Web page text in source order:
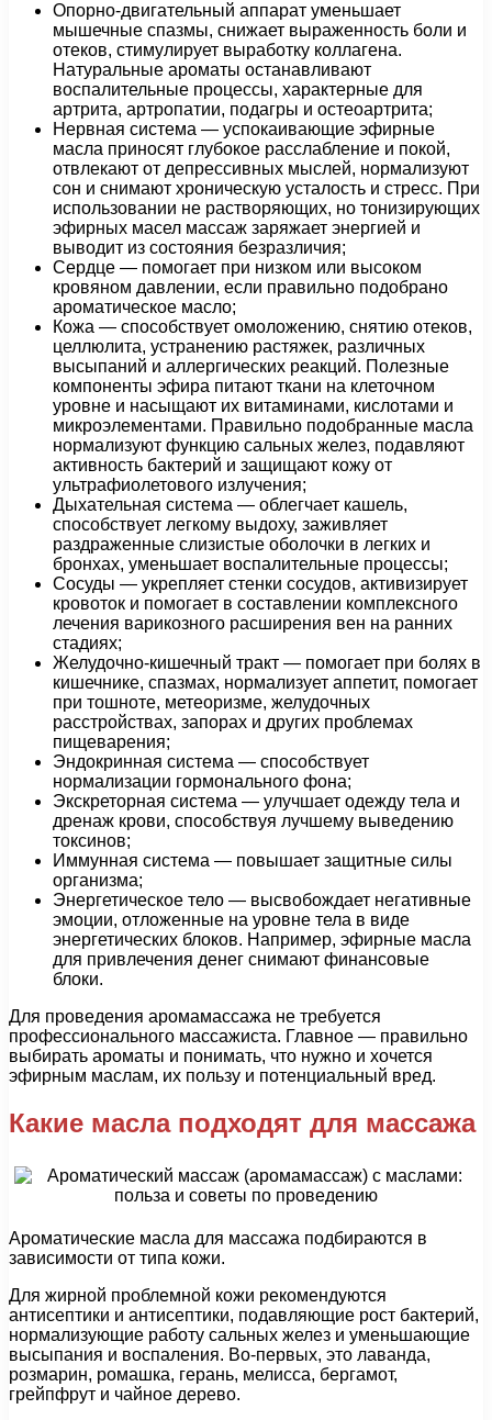
Опорно-двигательный аппарат уменьшает
мышечные спазмы, снижает выраженность боли и
отеков, стимулирует выработку коллагена.
Натуральные ароматы останавливают
воспалительные процессы, характерные для
артрита, артропатии, подагры и остеоартрита;
Нервная система — успокаивающие эфирные
масла приносят глубокое расслабление и покой,
отвлекают от депрессивных мыслей, нормализуют
сон и снимают хроническую усталость и стресс. При
использовании не растворяющих, но тонизирующих
эфирных масел массаж заряжает энергией и
выводит из состояния безразличия;
Сердце — помогает при низком или высоком
кровяном давлении, если правильно подобрано
ароматическое масло;
Кожа — способствует омоложению, снятию отеков,
целлюлита, устранению растяжек, различных
высыпаний и аллергических реакций. Полезные
компоненты эфира питают ткани на клеточном
уровне и насыщают их витаминами, кислотами и
микроэлементами. Правильно подобранные масла
нормализуют функцию сальных желез, подавляют
активность бактерий и защищают кожу от
ультрафиолетового излучения;
Дыхательная система — облегчает кашель,
способствует легкому выдоху, заживляет
раздраженные слизистые оболочки в легких и
бронхах, уменьшает воспалительные процессы;
Сосуды — укрепляет стенки сосудов, активизирует
кровоток и помогает в составлении комплексного
лечения варикозного расширения вен на ранних
стадиях;
Желудочно-кишечный тракт — помогает при болях в
кишечнике, спазмах, нормализует аппетит, помогает
при тошноте, метеоризме, желудочных
расстройствах, запорах и других проблемах
пищеварения;
Эндокринная система — способствует
нормализации гормонального фона;
Экскреторная система — улучшает одежду тела и
дренаж крови, способствуя лучшему выведению
токсинов;
Иммунная система — повышает защитные силы
организма;
Энергетическое тело — высвобождает негативные
эмоции, отложенные на уровне тела в виде
энергетических блоков. Например, эфирные масла
для привлечения денег снимают финансовые
блоки.
Для проведения аромамассажа не требуется
профессионального массажиста. Главное — правильно
выбирать ароматы и понимать, что нужно и хочется
эфирным маслам, их пользу и потенциальный вред.
Какие масла подходят для массажа
Ароматические масла для массажа подбираются в
зависимости от типа кожи.
Для жирной проблемной кожи рекомендуются
антисептики и антисептики, подавляющие рост бактерий,
нормализующие работу сальных желез и уменьшающие
высыпания и воспаления. Во-первых, это лаванда,
розмарин, ромашка, герань, мелисса, бергамот,
грейпфрут и чайное дерево.